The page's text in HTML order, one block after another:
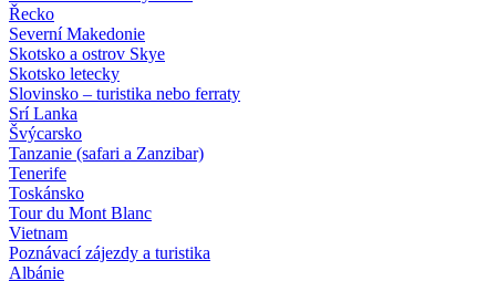
Řecko
Severní Makedonie
Skotsko a ostrov Skye
Skotsko letecky
Slovinsko – turistika nebo ferraty
Srí Lanka
Švýcarsko
Tanzanie (safari a Zanzibar)
Tenerife
Toskánsko
Tour du Mont Blanc
Vietnam
Poznávací zájezdy a turistika
Albánie